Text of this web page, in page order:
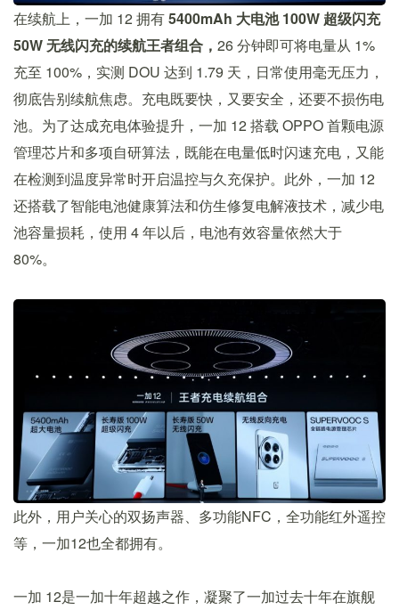
在续航上，一加 12 拥有5400mAh 大电池 100W 超级闪充
50W 无线闪充的续航王者组合， 26 分钟即可将电量从 1%
充至 100%，实测 DOU 达到 1.79 天，日常使用毫无压力，
彻底告别续航焦虑。充电既要快，又要安全，还要不损伤电
池。为了达成充电体验提升，一加 12 搭载 OPPO 首颗电源
管理芯片和多项自研算法，既能在电量低时闪速充电，又能
在检测到温度异常时开启温控与久充保护。此外，一加 12
还搭载了智能电池健康算法和仿生修复电解液技术，减少电
池容量损耗，使用 4 年以后，电池有效容量依然大于
80%。
此外，用户关心的双扬声器、多功能NFC，全功能红外遥控
等，一加12也全都拥有。
一加 12是一加十年超越之作，凝聚了一加过去十年在旗舰